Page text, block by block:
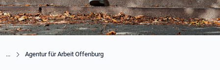
Agentur für Arbeit Offenburg